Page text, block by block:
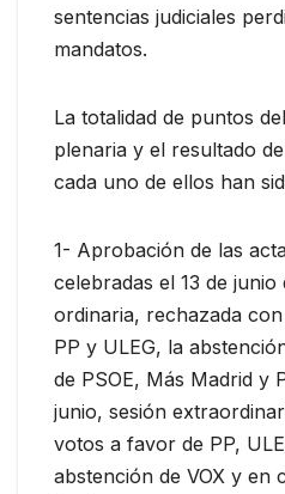
sentencias judiciales
mandatos.
La totalidad de puntos
plenaria y el resultado
cada uno de ellos han
1- Aprobación de las
celebradas el 13 de junio
ordinaria, rechazada
PP y ULEG, la
de PSOE, Más Madrid y
junio, sesión
votos a favor de PP,
abstención de VOX y en